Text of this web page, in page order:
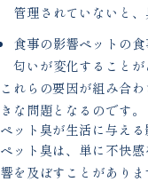
管理されていないと、
食事の影響ペットの
匂いが変化することが
これらの要因が組み合
きな問題となるのです。
ペット臭が生活に与える
ペット臭は、単に不快
響を及ぼすことがあり